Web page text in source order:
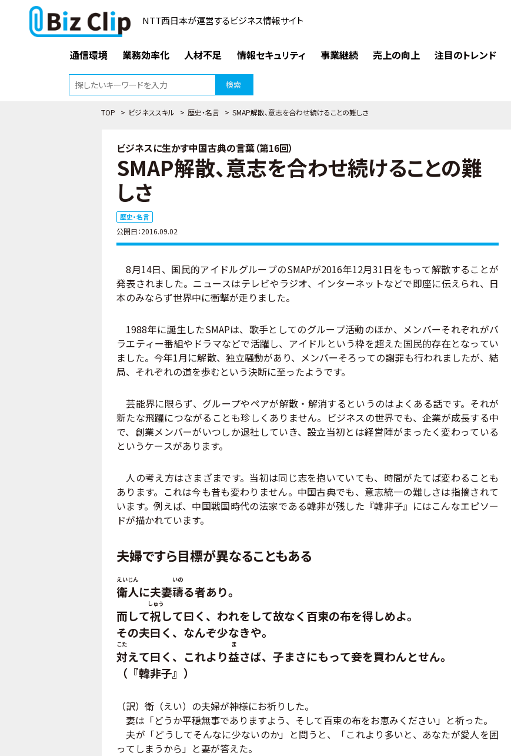
NTT西日本が運営するビジネス情報サイト
通信環境 業務効率化 人材不足 情報セキュリティ 事業継続 売上の向上 注目のトレンド
検索
TOP > ビジネススキル > 歴史・名言 > SMAP解散、意志を合わせ続けることの難しさ
ビジネスに生かす中国古典の言葉（第16回）
SMAP解散、意志を合わせ続けることの難
しさ
歴史・名言
公開日：2016.09.02
8月14日、国民的アイドルグループのSMAPが2016年12月31日をもって解散することが
発表されました。ニュースはテレビやラジオ、インターネットなどで即座に伝えられ、日
本のみならず世界中に衝撃が走りました。
1988年に誕生したSMAPは、歌手としてのグループ活動のほか、メンバーそれぞれがバ
ラエティー番組やドラマなどで活躍し、アイドルという枠を超えた国民的存在となってい
ました。今年1月に解散、独立騒動があり、メンバーそろっての謝罪も行われましたが、結
局、それぞれの道を歩むという決断に至ったようです。
芸能界に限らず、グループやペアが解散・解消するというのはよくある話です。それが
新たな飛躍につながることも珍しくありません。ビジネスの世界でも、企業が成長する中
で、創業メンバーがいつしか退社していき、設立当初とは経営陣がまったく変わっている
というケースがあります。
人の考え方はさまざまです。当初は同じ志を抱いていても、時間がたてば変わることも
あります。これは今も昔も変わりません。中国古典でも、意志統一の難しさは指摘されて
います。例えば、中国戦国時代の法家である韓非が残した『韓非子』にはこんなエピソー
ドが描かれています。
夫婦ですら目標が異なることもある
衛人
えいじん
に夫妻禱
いの
る者あり。
而して祝
しゅう
して曰く、われをして故なく百束の布を得しめよ。
その夫曰く、なんぞ少なきや。
対
こた
えて曰く、これより益
ま
さば、子まさにもって妾を買わんとせん。
（『韓非子』）
（訳）衛（えい）の夫婦が神様にお祈りした。
妻は「どうか平穏無事でありますよう、そして百束の布をお恵みください」と祈った。
夫が「どうしてそんなに少ないのか」と問うと、「これより多いと、あなたが愛人を囲
ってしまうから」と妻が答えた。